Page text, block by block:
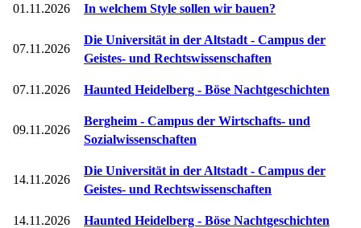
01.11.2026 In welchem Style sollen wir bauen?
07.11.2026
Die Universität in der Altstadt - Campus der
Geistes- und Rechtswissenschaften
07.11.2026 Haunted Heidelberg - Böse Nachtgeschichten
09.11.2026
Bergheim - Campus der Wirtschafts- und
Sozialwissenschaften
14.11.2026
Die Universität in der Altstadt - Campus der
Geistes- und Rechtswissenschaften
14.11.2026 Haunted Heidelberg - Böse Nachtgeschichten